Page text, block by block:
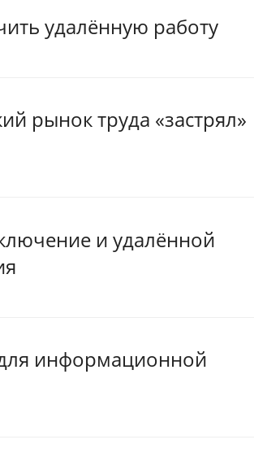
удалённую работу
рынок труда «застрял»
и удалённой
информационной